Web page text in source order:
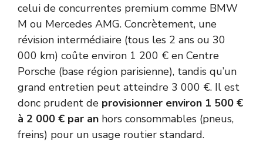
celui de concurrentes premium comme BMW
M ou Mercedes AMG. Concrètement, une
révision intermédiaire (tous les 2 ans ou 30
000 km) coûte environ 1 200 € en Centre
Porsche (base région parisienne), tandis qu’un
grand entretien peut atteindre 3 000 €. Il est
donc prudent de provisionner environ 1 500 €
à 2 000 € par an hors consommables (pneus,
freins) pour un usage routier standard.